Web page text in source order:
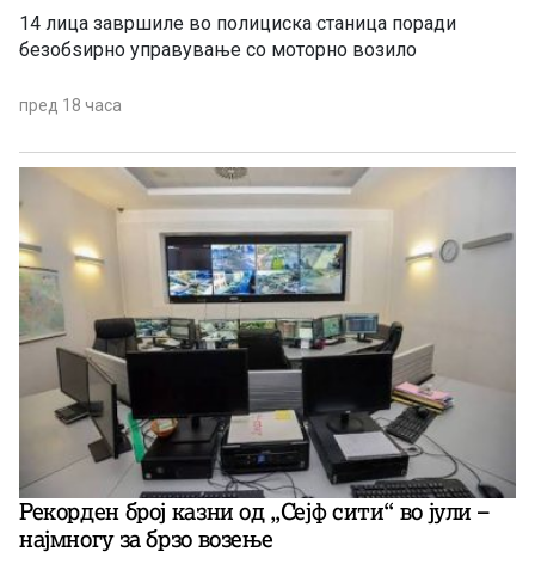
14 лица завршиле во полициска станица поради
безобѕирно управување со моторно возило
пред 18 часа
Рекорден број казни од „Сејф сити“ во јули –
најмногу за брзо возење